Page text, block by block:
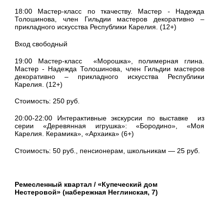
18:00 Мастер-класс по ткачеству. Мастер - Надежда
Толошинова, член Гильдии мастеров декоративно –
прикладного искусства Республики Карелия. (12+)
Вход свободный
19:00 Мастер-класс «Морошка», полимерная глина.
Мастер - Надежда Толошинова, член Гильдии мастеров
декоративно – прикладного искусства Республики
Карелия. (12+)
Стоимость: 250 руб.
20:00-22:00 Интерактивные экскурсии по выставке из
серии «Деревянная игрушка»: «Бородино», «Моя
Карелия. Керамика», «Архаика» (6+)
Стоимость: 50 руб., пенсионерам, школьникам — 25 руб.
Ремесленный квартал / «Купеческий дом
Нестеровой» (набережная Неглинская, 7)